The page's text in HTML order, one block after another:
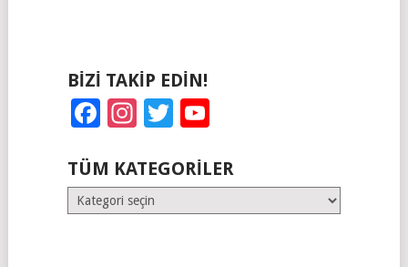
BIZI TAKIP EDIN!
Facebook
Instagram
Twitter
TÜM KATEGORILER
Tüm
Kategoriler